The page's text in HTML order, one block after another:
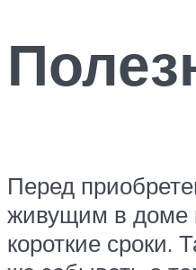
Перед
живущим в доме
короткие сроки.